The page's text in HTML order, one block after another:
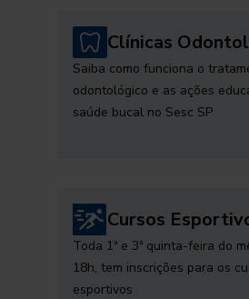
Clínicas
Saiba como funciona o
odontológico e as ações
saúde bucal no Sesc SP
Cursos
Toda 1ª e 3ª quinta-feira do
18h, tem inscrições para os
esportivos